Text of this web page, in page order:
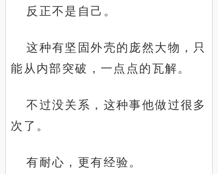
反正不是自己。
这种有坚固外壳的庞然大物，只
能从内部突破，一点点的瓦解。
不过没关系，这种事他做过很多
次了。
有耐心，更有经验。